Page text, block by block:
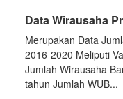
Data Wirausaha
Merupakan Data
2016-2020 Meliputi
Jumlah Wirausaha
tahun Jumlah WUB...